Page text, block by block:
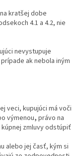
kratšej dobe
4.1 a 4.2, nie
nevystupuje
ak nebola iným
veci, kupujúci má voči
výmenou, právo na
zmluvy odstúpiť
alebo jej časť, kým si